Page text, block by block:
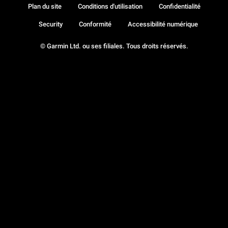
© Garmin Ltd. ou ses filiales. Tous droits réservés.
Plan du site Conditions d'utilisation Confidentialité
Security Conformité Accessibilité numérique